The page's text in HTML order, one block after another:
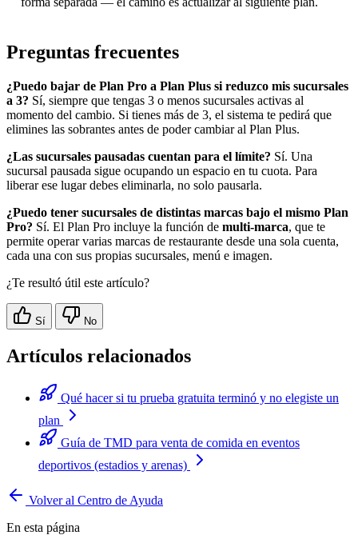
Preguntas frecuentes
¿Puedo bajar de Plan Pro a Plan Plus si reduzco mis sucursales
a 3? Sí, siempre que tengas 3 o menos sucursales activas al
momento del cambio. Si tienes más de 3, el sistema te pedirá que
elimines las sobrantes antes de poder cambiar al Plan Plus.
¿Las sucursales pausadas cuentan para el límite? Sí. Una
sucursal pausada sigue ocupando un espacio en tu cuota. Para
liberar ese lugar debes eliminarla, no solo pausarla.
¿Puedo tener sucursales de distintas marcas bajo el mismo Plan
Pro? Sí. El Plan Pro incluye la función de multi-marca, que te
permite operar varias marcas de restaurante desde una sola cuenta,
cada una con sus propias sucursales, menú e imagen.
¿Te resultó útil este artículo?
Sí No
Artículos relacionados
Qué hacer si tu prueba gratuita terminó y no elegiste un
plan
Guía de TMD para venta de comida en eventos
deportivos (estadios y arenas)
Volver al Centro de Ayuda
En esta página